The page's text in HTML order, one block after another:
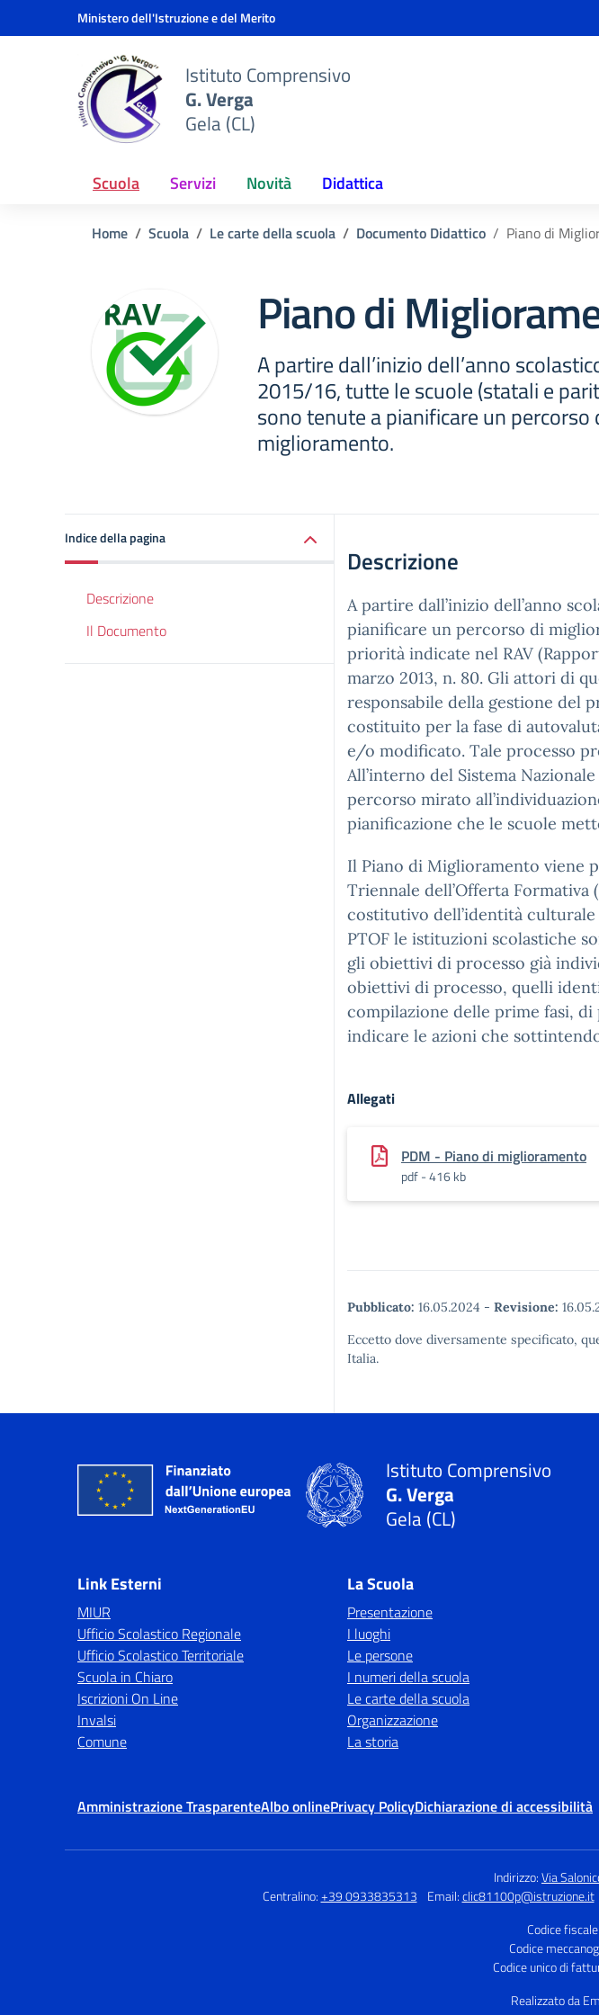
Vai ai contenuti
Vai al menu di navigazioneMinistero dell'Istruzione e del Merito
Istituto Comprensivo
G. Verga
Gela (CL)
Scuola Servizi Novità Didattica
Home Scuola Le carte della scuola Documento Didattico Piano di
Piano di
A partire dall’inizio dell’anno
2015/16, tutte le scuole (statali e
sono tenute a pianificare un percorso
miglioramento.
Indice della pagina
Descrizione
Il Documento
Descrizione
A partire dall’inizio dell’anno
pianificare un percorso di
priorità indicate nel RAV
marzo 2013, n. 80. Gli attori di
responsabile della gestione del
costituito per la fase di
e/o modificato. Tale processo
All’interno del Sistema
percorso mirato
pianificazione che le scuole
Il Piano di Miglioramento viene
Triennale dell’Offerta
costitutivo dell’identità
PTOF le istituzioni scolastiche
gli obiettivi di processo già
obiettivi di processo, quelli
compilazione delle prime fasi,
indicare le azioni che
Allegati
PDM - Piano di miglioramento
pdf - 416 kb
Pubblicato: 16.05.2024 - Revisione:
Eccetto dove diversamente specificato,
Italia.
Istituto Comprensivo
G. Verga
Gela (CL)
Link Esterni
MIUR
Ufficio Scolastico Regionale
Ufficio Scolastico Territoriale
Scuola in Chiaro
Iscrizioni On Line
Invalsi
Comune
La Scuola
Presentazione
I luoghi
Le persone
I numeri della scuola
Le carte della scuola
Organizzazione
La storia
Amministrazione TrasparenteAlbo onlinePrivacy PolicyDichiarazione di accessibilità
Indirizzo:Via
Centralino:+39 0933835313 Email:clic81100p@istruzione.it
Codice
Codice
Codice unico di
Realizzato da